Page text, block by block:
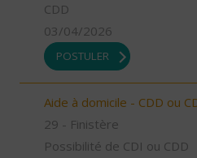
CDD
03/04/2026
POSTULER
Aide à domicile - CDD ou
29 - Finistère
Possibilité de CDI ou CDD